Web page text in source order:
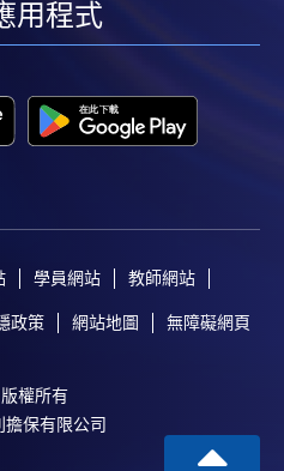
linkedin
用程式
學員網站 教師網站
政策 網站地圖 無障礙網頁
權所有
保有限公司